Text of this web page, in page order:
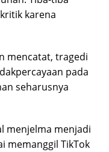
karena
mencatat, tragedi
pada
seharusnya
menjelma menjadi
memanggil TikTok